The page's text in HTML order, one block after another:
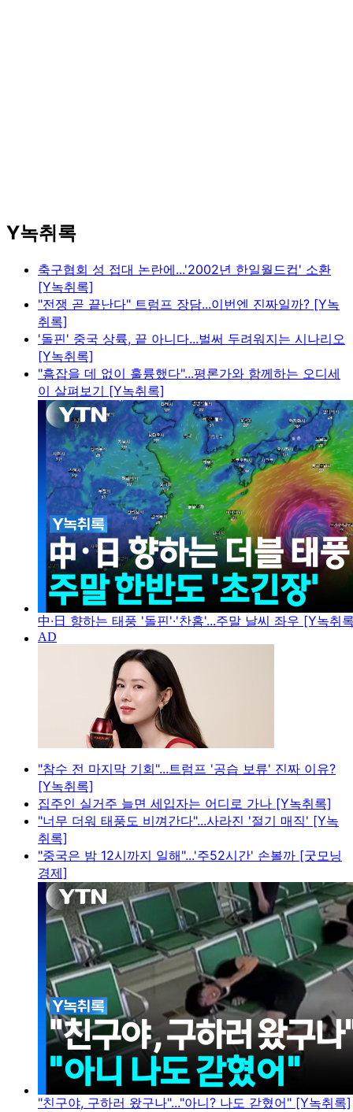
Y녹취록
축구협회 성 접대 논란에...'2002년 한일월드컵' 소환
[Y녹취록]
"전쟁 곧 끝난다" 트럼프 장담...이번엔 진짜일까? [Y녹
취록]
'돌핀' 중국 상륙, 끝 아니다...벌써 두려워지는 시나리오
[Y녹취록]
"흠잡을 데 없이 훌륭했다"...평론가와 함께하는 오디세
이 살펴보기 [Y녹취록]
中·日 향하는 태풍 '돌핀'·'찬홈'...주말 날씨 좌우 [Y녹취
"참수 전 마지막 기회"...트럼프 '공습 보류' 진짜 이유?
[Y녹취록]
집주인 실거주 늘면 세입자는 어디로 가나 [Y녹취록]
"너무 더워 태풍도 비껴간다"...사라진 '절기 매직' [Y녹
취록]
"중국은 밤 12시까지 일해"...'주52시간' 손볼까 [굿모닝
경제]
"친구야, 구하러 왔구나"..."아니? 나도 갇혔어" [Y녹취록]